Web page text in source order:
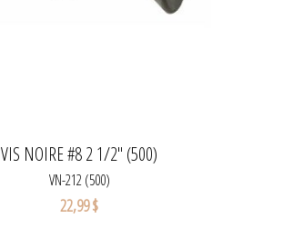
VIS NOIRE #8 2 1/2" (500)
VN-212 (500)
22,99 $